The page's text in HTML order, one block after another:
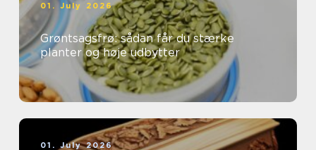
01. July 2026
Grøntsagsfrø: sådan får du stærke
planter og høje udbytter
01. July 2026